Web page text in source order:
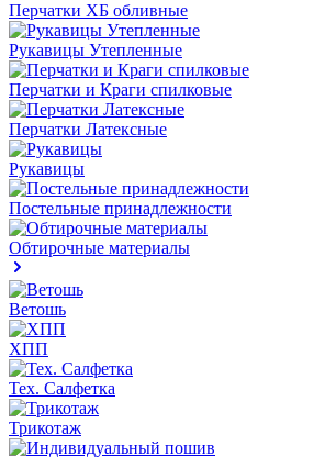
Перчатки ХБ обливные
Рукавицы Утепленные
Перчатки и Краги спилковые
Перчатки Латексные
Рукавицы
Постельные принадлежности
Обтирочные материалы
Ветошь
ХПП
Тех. Салфетка
Трикотаж